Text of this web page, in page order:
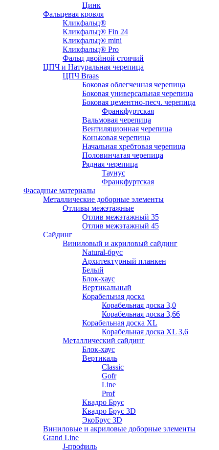
Цинк
Фальцевая кровля
Кликфальц®
Кликфальц® Fin 24
Кликфальц® mini
Кликфальц® Pro
Фальц двойной стоячий
ЦПЧ и Натуральная черепица
ЦПЧ Braas
Боковая облегченная черепица
Боковая универсальная черепица
Боковая цементно-песч. черепица
Франкфуртская
Вальмовая черепица
Вентиляционная черепица
Коньковая черепица
Начальная хребтовая черепица
Половинчатая черепица
Рядная черепица
Таунус
Франкфуртская
Фасадные материалы
Металлические доборные элементы
Отливы межэтажные
Отлив межэтажный 35
Отлив межэтажный 45
Сайдинг
Виниловый и акриловый сайдинг
Natural-брус
Архитектурный планкен
Белый
Блок-хаус
Вертикальный
Корабельная доска
Корабельная доска 3,0
Корабельная доска 3,66
Корабельная доска XL
Корабельная доска XL 3,6
Металлический сайдинг
Блок-хаус
Вертикаль
Classic
Gofr
Line
Prof
Квадро Брус
Квадро Брус 3D
ЭкоБрус 3D
Виниловые и акриловые доборные элементы
Grand Line
J-профиль